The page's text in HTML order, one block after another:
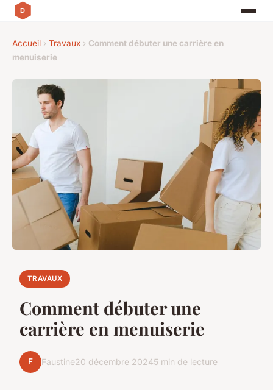
Accueil › Travaux › Comment débuter une carrière en
menuiserie
TRAVAUX
Comment débuter une
carrière en menuiserie
F Faustine20 décembre 20245 min de lecture